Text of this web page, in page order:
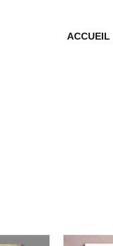
ACCUEIL